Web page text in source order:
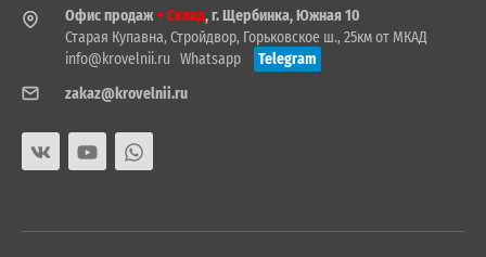
Офис продаж+ Склад, г. Щербинка, Южная 10
Старая Купавна, Стройдвор, Горьковское ш., 25км от МКАД
info@krovelnii.ru Whatsapp
Telegram
zakaz@krovelnii.ru